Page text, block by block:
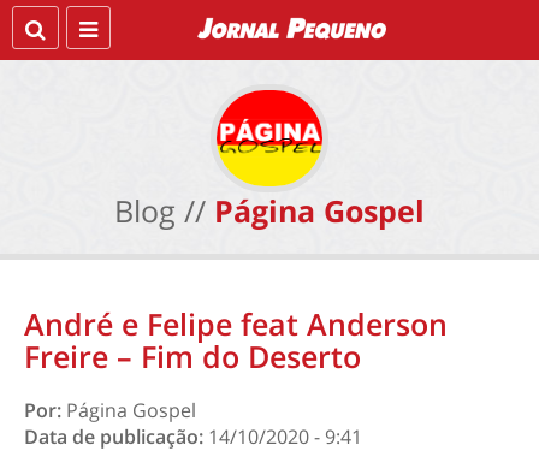
Blog // Página Gospel
André e Felipe feat Anderson
Freire – Fim do Deserto
Por: Página Gospel
Data de publicação: 14/10/2020 - 9:41